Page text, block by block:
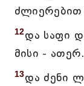
12და საფი
მისი - ათერ.
13და ძენი